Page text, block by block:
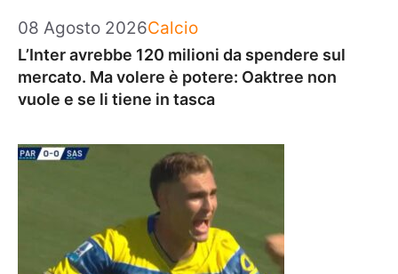
08 Agosto 2026Categorie
Calcio
L’Inter avrebbe 120 milioni da spendere sul
mercato. Ma volere è potere: Oaktree non
vuole e se li tiene in tasca